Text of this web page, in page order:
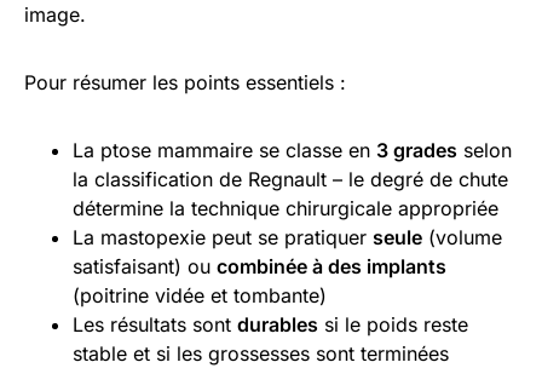
image.
Pour résumer les points essentiels :
La ptose mammaire se classe en 3 grades selon
la classification de Regnault – le degré de chute
détermine la technique chirurgicale appropriée
La mastopexie peut se pratiquer seule (volume
satisfaisant) ou combinée à des implants
(poitrine vidée et tombante)
Les résultats sont durables si le poids reste
stable et si les grossesses sont terminées